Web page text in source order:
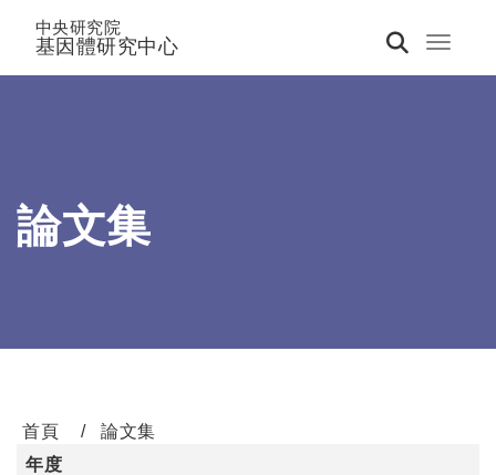
Toggle
中央研究院
基因體研究中心
論文集
首頁
論文集
年度